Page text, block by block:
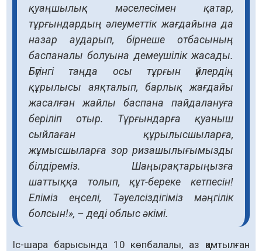
қуаңшылық мәселесімен қатар,
тұрғындардың әлеуметтік жағдайына да
назар аударып, бірнеше отбасының
баспаналы болуына демеушілік жасады.
Бүгінгі таңда осы тұрғын үйлердің
құрылысы аяқталып, барлық жағдайы
жасалған жайлы баспана пайдалануға
беріліп отыр. Тұрғындарға қуаныш
сыйлаған құрылысшыларға,
жұмысшыларға зор ризашылығымызды
білдіреміз. Шаңырақтарыңызға
шаттыққа толып, құт-береке кетпесін!
Еліміз еңселі, Тәуелсіздігіміз мәңгілік
болсын!», – деді облыс әкімі.
Іс-шара барысында 10 көпбалалы, аз қамтылған